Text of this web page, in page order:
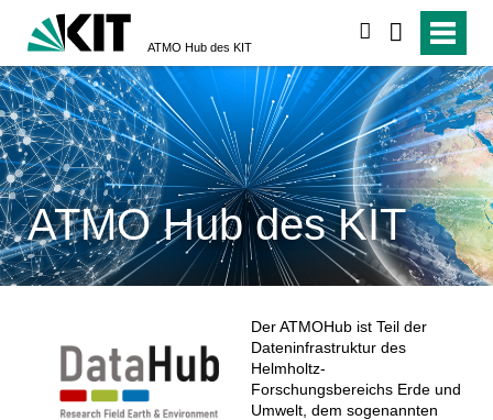
ATMO Hub des KIT
ATMO Hub des KIT
Der ATMOHub ist Teil der
Dateninfrastruktur des
Helmholtz-
Forschungsbereichs Erde und
Umwelt, dem sogenannten